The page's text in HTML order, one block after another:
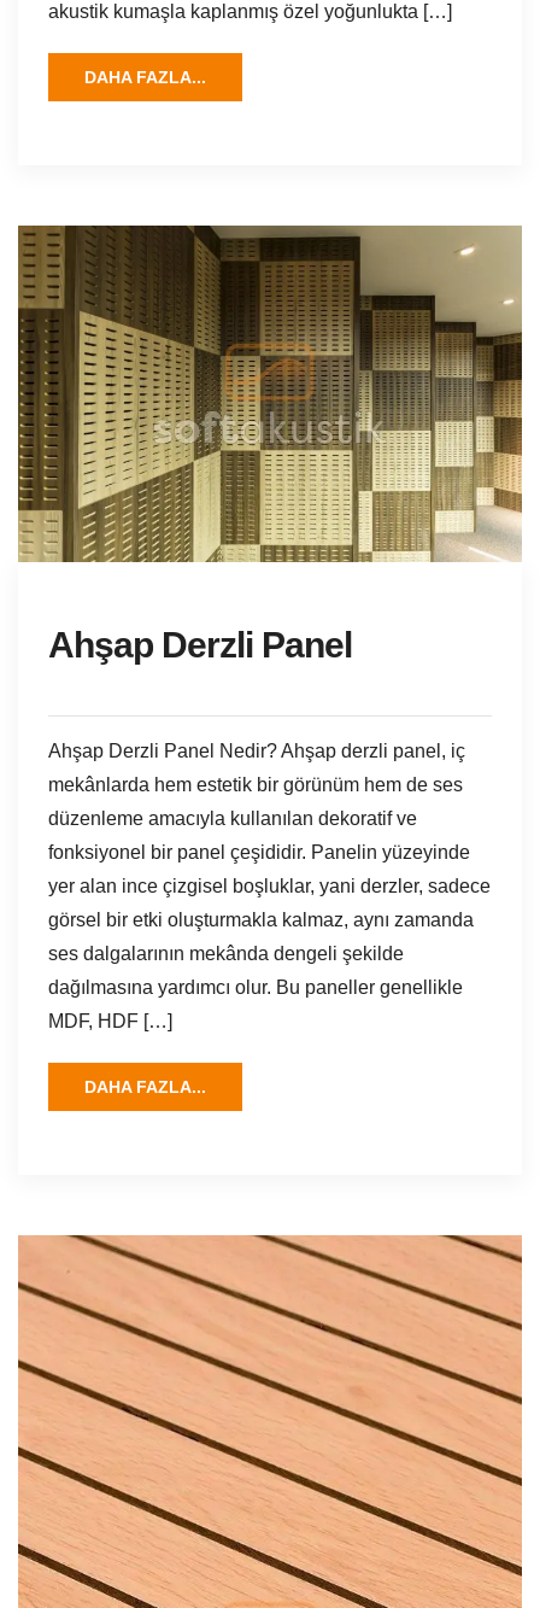
akustik kumaşla kaplanmış özel yoğunlukta […]
DAHA FAZLA...
Ahşap Derzli Panel
Ahşap Derzli Panel Nedir? Ahşap derzli panel, iç
mekânlarda hem estetik bir görünüm hem de ses
düzenleme amacıyla kullanılan dekoratif ve
fonksiyonel bir panel çeşididir. Panelin yüzeyinde
yer alan ince çizgisel boşluklar, yani derzler, sadece
görsel bir etki oluşturmakla kalmaz, aynı zamanda
ses dalgalarının mekânda dengeli şekilde
dağılmasına yardımcı olur. Bu paneller genellikle
MDF, HDF […]
DAHA FAZLA...